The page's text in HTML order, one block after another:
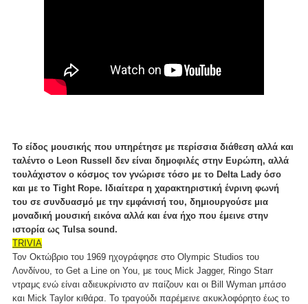
Το είδος μουσικής που υπηρέτησε με περίσσια διάθεση αλλά και
ταλέντο ο Leon Russell δεν είναι δημοφιλές στην Ευρώπη, αλλά
τουλάχιστον ο κόσμος τον γνώρισε τόσο με το Delta Lady όσο
και με το Tight Rope. Ιδιαίτερα η χαρακτηριστική ένρινη φωνή
του σε συνδυασμό με την εμφάνισή του, δημιουργούσε μια
μοναδική μουσική εικόνα αλλά και ένα ήχο που έμεινε στην
ιστορία ως Tulsa sound.
TRIVIA
Τον Οκτώβριο του 1969 ηχογράφησε στο Olympic Studios του
Λονδίνου, το Get a Line on You, με τους Μick Jagger, Ringo Starr
ντραμς ενώ είναι αδιευκρίνιστο αν παίζουν και οι Bill Wyman μπάσο
και Mick Taylor κιθάρα. Το τραγούδι παρέμεινε ακυκλοφόρητο έως το